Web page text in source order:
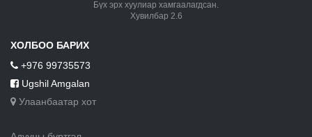
Бүх эрх хуулиар хамгаалагдсан.
Хувилбар 2.6
ХОЛБОО БАРИХ
+976 99735573
Ugshil Amgalan
Улаанбаатар хот